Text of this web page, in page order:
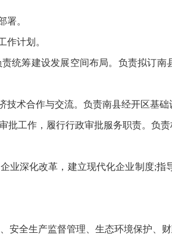
。
计划。
筹建设发展空间布局。负责拟订南
合作与交流。负责南县经开区基础
工作，履行行政审批服务职责。负
深化改革，建立现代化企业制度;指
全生产监督管理、生态环境保护、财